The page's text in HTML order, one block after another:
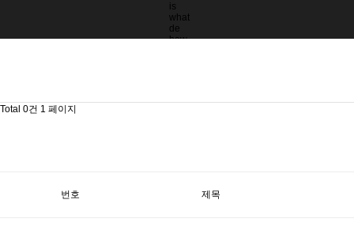
is
what
de
how
Total 0건 1 페이지
번호 제목